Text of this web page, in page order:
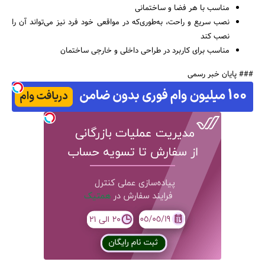
مناسب با هر فضا و ساختمانی
نصب سریع و راحت، به‌طوری‌که در مواقعی خود فرد نیز می‌تواند آن را
نصب کند
مناسب برای کاربرد در طراحی داخلی و خارجی ساختمان
### پایان خبر رسمی